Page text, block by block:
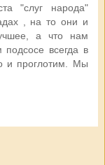
"слуг народа"
, на то они и
а что нам
подсосе всегда в
и проглотим. Мы